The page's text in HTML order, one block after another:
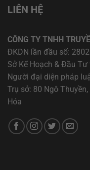
LIÊN HỆ
CÔNG TY TNHH
ĐKDN lần đầu số:
Sở Kế Hoạch & Đầu
Người đại diện pháp
Trụ sở: 80 Ngô
Hóa